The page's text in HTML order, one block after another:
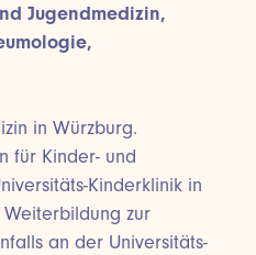
Jugendmedizin,
in Würzburg.
für Kinder- und
Kinderklinik in
zur
an der Universitäts-